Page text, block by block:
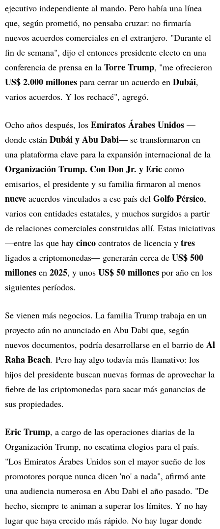
ejecutivo independiente al mando. Pero había una línea
que, según prometió, no pensaba cruzar: no firmaría
nuevos acuerdos comerciales en el extranjero. "Durante el
fin de semana", dijo el entonces presidente electo en una
conferencia de prensa en la Torre Trump, "me ofrecieron
US$ 2.000 millones para cerrar un acuerdo en Dubái,
varios acuerdos. Y los rechacé", agregó.
Ocho años después, los Emiratos Árabes Unidos —
donde están Dubái y Abu Dabi— se transformaron en
una plataforma clave para la expansión internacional de la
Organización Trump. Con Don Jr. y Eric como
emisarios, el presidente y su familia firmaron al menos
nueve acuerdos vinculados a ese país del Golfo Pérsico,
varios con entidades estatales, y muchos surgidos a partir
de relaciones comerciales construidas allí. Estas iniciativas
—entre las que hay cinco contratos de licencia y tres
ligados a criptomonedas— generarán cerca de US$ 500
millones en 2025, y unos US$ 50 millones por año en los
siguientes períodos.
Se vienen más negocios. La familia Trump trabaja en un
proyecto aún no anunciado en Abu Dabi que, según
nuevos documentos, podría desarrollarse en el barrio de Al
Raha Beach. Pero hay algo todavía más llamativo: los
hijos del presidente buscan nuevas formas de aprovechar la
fiebre de las criptomonedas para sacar más ganancias de
sus propiedades.
Eric Trump, a cargo de las operaciones diarias de la
Organización Trump, no escatima elogios para el país.
"Los Emiratos Árabes Unidos son el mayor sueño de los
promotores porque nunca dicen 'no' a nada", afirmó ante
una audiencia numerosa en Abu Dabi el año pasado. "De
hecho, siempre te animan a superar los límites. Y no hay
lugar que haya crecido más rápido. No hay lugar donde